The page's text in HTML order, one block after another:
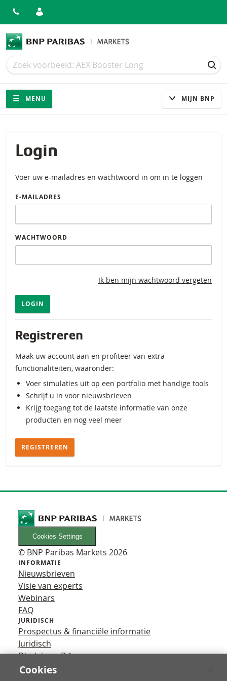
Zoek
Zoek
Navigatie
Site navigatie
MENU MIJN BNP
Login
Voer uw e-mailadres en wachtwoord in om in te loggen
E-MAILADRES
WACHTWOORD
Ik ben mijn wachtwoord vergeten
LOGIN
Registreren
Maak uw account aan en profiteer van extra
functionaliteiten, waaronder:
Voer simulaties uit op een portfolio met handige tools
Schrijf u in voor nieuwsbrieven
Krijg toegang tot de laatste informatie van onze
producten en nog veel meer
REGISTREREN
Cookies Settings
© BNP Paribas Markets 2026
INFORMATIE
Nieuwsbrieven
Visie van experts
Webinars
FAQ
JURIDISCH
Prospectus & financiële informatie
Juridisch
Disclaimer B.A.
Privacy
Cookies